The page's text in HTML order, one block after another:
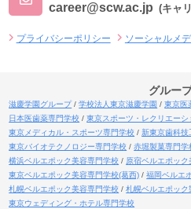
career@scw.ac.jp (キャ
プライバシーポリシー ソーシャルメ
グルー
滋慶学園グループ 学校法人東京滋慶学園 東京医
日本医歯薬専門学校
東京スポーツ・レクリエーシ
東京メディカル・スポーツ専門学校
新東京歯科技
東京バイオテクノロジー専門学校
赤堀製菓専門学
横浜ベルエポック美容専門学校
原宿ベルエポック
東京ベルエポック美容専門学校(葛西)
福岡ベルエ
札幌ベルエポック美容専門学校
札幌ベルエポック
東京ウェディング・ホテル専門学校